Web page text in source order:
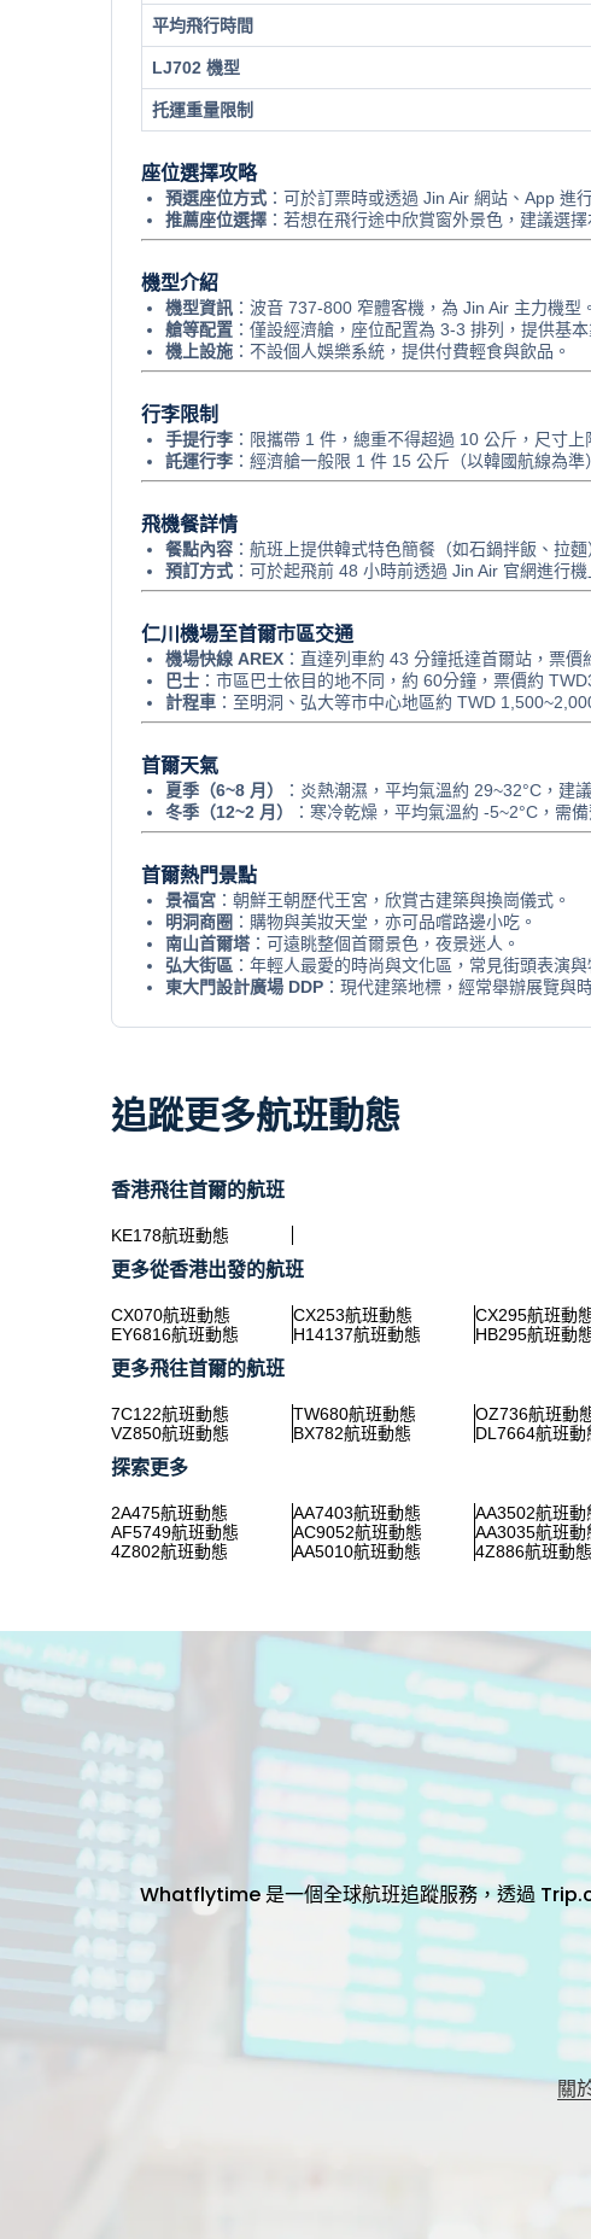
平均飛行時間
LJ702 機型
托運重量限制
座位選擇攻略
預選座位方式 ：可於訂票時或透過 Jin Air 網站、App 進
推薦座位選擇 ：若想在飛行途中欣賞窗外景色，建議選
機型介紹
機型資訊 ：波音 737-800 窄體客機，為 Jin Air 主力機型。
艙等配置 ：僅設經濟艙，座位配置為 3-3 排列，提供基
機上設施 ：不設個人娛樂系統，提供付費輕食與飲品。
行李限制
手提行李 ：限攜帶 1 件，總重不得超過 10 公斤，尺寸上
託運行李 ：經濟艙一般限 1 件 15 公斤（以韓國航線為
飛機餐詳情
餐點內容 ：航班上提供韓式特色簡餐（如石鍋拌飯、拉
預訂方式 ：可於起飛前 48 小時前透過 Jin Air 官網進行
仁川機場至首爾市區交通
機場快線 AREX ：直達列車約 43 分鐘抵達首爾站，票價
巴士 ：市區巴士依目的地不同，約 60分鐘，票價約
計程車 ：至明洞、弘大等市中心地區約 TWD
首爾天氣
夏季（6~8 月）
：炎熱潮濕，平均氣溫約 29~32°C，建
冬季（12~2 月）
：寒冷乾燥，平均氣溫約 -5~2°C，需
首爾熱門景點
景福宮 ：朝鮮王朝歷代王宮，欣賞古建築與換崗儀式。
明洞商圈 ：購物與美妝天堂，亦可品嚐路邊小吃。
南山首爾塔 ：可遠眺整個首爾景色，夜景迷人。
弘大街區 ：年輕人最愛的時尚與文化區，常見街頭表演與
東大門設計廣場 DDP ：現代建築地標，經常舉辦展覽與
追蹤更多航班動態
香港飛往首爾的航班
KE178航班動態
更多從香港出發的航班
CX070航班動態 CX253航班動態 CX295航班動
EY6816航班動態
H14137航班動態 HB295航班動
更多飛往首爾的航班
7C122航班動態 TW680航班動態 OZ736航班動
VZ850航班動態
BX782航班動態 DL7664航班動
探索更多
2A475航班動態 AA7403航班動態 AA3502航班動
AF5749航班動態
AC9052航班動態 AA3035航班動
4Z802航班動態
AA5010航班動態 4Z886航班動態
Whatflytime 是一個全球航班追蹤服務，透過
關